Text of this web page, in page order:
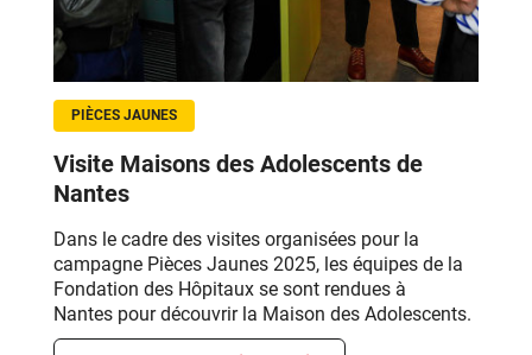
PIÈCES JAUNES
Visite Maisons des Adolescents de
Nantes
Dans le cadre des visites organisées pour la
campagne Pièces Jaunes 2025, les équipes de la
Fondation des Hôpitaux se sont rendues à
Nantes pour découvrir la Maison des Adolescents.